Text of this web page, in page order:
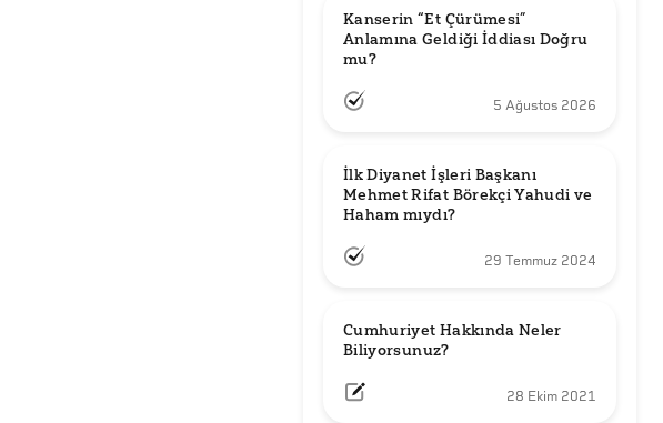
Kanserin “Et Çürümesi”
Anlamına Geldiği İddiası Doğru
mu?
5 Ağustos 2026
İlk Diyanet İşleri Başkanı
Mehmet Rifat Börekçi Yahudi ve
Haham mıydı?
29 Temmuz 2024
Cumhuriyet Hakkında Neler
Biliyorsunuz?
28 Ekim 2021